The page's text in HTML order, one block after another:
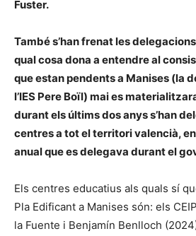
Fuster.
També s’han frenat les
qual cosa dona a entendre al
que estan pendents a Manises (la
l’IES Pere Boïl) mai es
durant els últims dos anys s’han
centres a tot el territori valencià,
anual que es delegava durant el
Els centres educatius als quals sí
Pla Edificant a Manises són: els
la Fuente i Benjamín Benlloch